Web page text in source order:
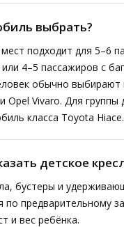
выбрать?
подходит для 5–6
4–5 пассажиров с
обычно выбирают
Opel Vivaro. Для группы
класса Toyota Hiace.
детское
бустеры и
по предварительному
и вес ребёнка.